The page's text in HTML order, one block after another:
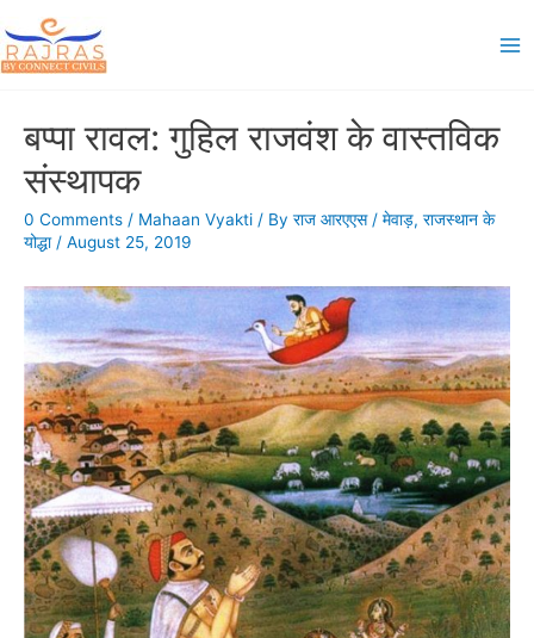
to
content
बप्पा रावल: गुहिल राजवंश के वास्तविक
संस्थापक
0 Comments / Mahaan Vyakti / By राज आरएएस / मेवाड़, राजस्थान के
योद्धा/ August 25, 2019